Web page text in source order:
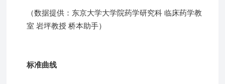
（数据提供：东京大学大学院药学研究科 临床药学教
室 岩坪教授 桥本助手）
标准曲线